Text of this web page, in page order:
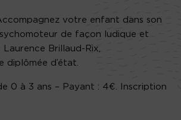
votre enfant dans son
de façon ludique et
Brillaud-Rix,
diplômée d’état.
0 à 3 ans – Payant : 4€. Inscription